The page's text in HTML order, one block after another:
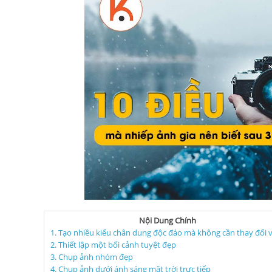
Nội Dung Chính
1. Tạo nhiều kiểu chân dung độc đáo mà không cần thay đổi
2. Thiết lập một bối cảnh tuyệt đẹp
3. Chụp ảnh nhóm đẹp
4. Chụp ảnh dưới ánh sáng mặt trời trực tiếp